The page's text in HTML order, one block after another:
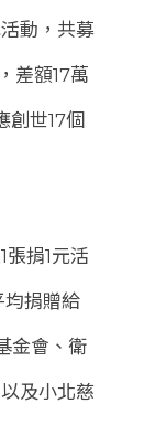
動，共募
差額17萬
創世17個
捐1元活
捐贈給
金會、衛
及小北慈